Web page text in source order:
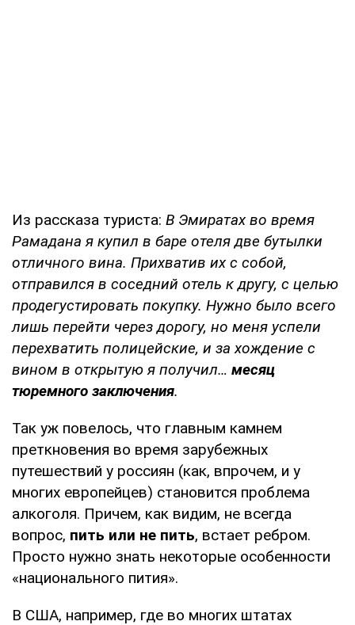
Из рассказа туриста: В Эмиратах во время
Рамадана я купил в баре отеля две бутылки
отличного вина. Прихватив их с собой,
отправился в соседний отель к другу, с целью
продегустировать покупку. Нужно было всего
лишь перейти через дорогу, но меня успели
перехватить полицейские, и за хождение с
вином в открытую я получил… месяц
тюремного заключения.
Так уж повелось, что главным камнем
преткновения во время зарубежных
путешествий у россиян (как, впрочем, и у
многих европейцев) становится проблема
алкоголя. Причем, как видим, не всегда
вопрос, пить или не пить, встает ребром.
Просто нужно знать некоторые особенности
«национального пития».
В США, например, где во многих штатах